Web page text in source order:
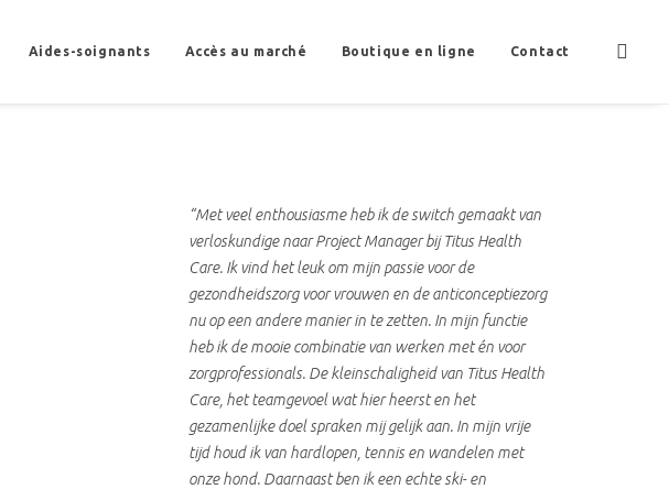
Aides-soignants Accès au marché Boutique en ligne Contact
“Met veel enthousiasme heb ik de switch gemaakt van
verloskundige naar Project Manager bij Titus Health
Care. Ik vind het leuk om mijn passie voor de
gezondheidszorg voor vrouwen en de anticonceptiezorg
nu op een andere manier in te zetten. In mijn functie
heb ik de mooie combinatie van werken met én voor
zorgprofessionals. De kleinschaligheid van Titus Health
Care, het teamgevoel wat hier heerst en het
gezamenlijke doel spraken mij gelijk aan. In mijn vrije
tijd houd ik van hardlopen, tennis en wandelen met
onze hond. Daarnaast ben ik een echte ski- en